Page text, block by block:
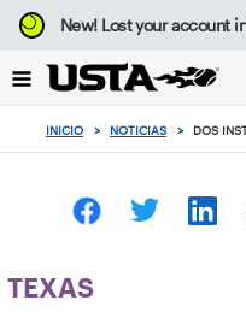
Enfoque
desde
botón
volver
principio
New!Lost your account
INICIO > NOTICIAS > DOS
TEXAS